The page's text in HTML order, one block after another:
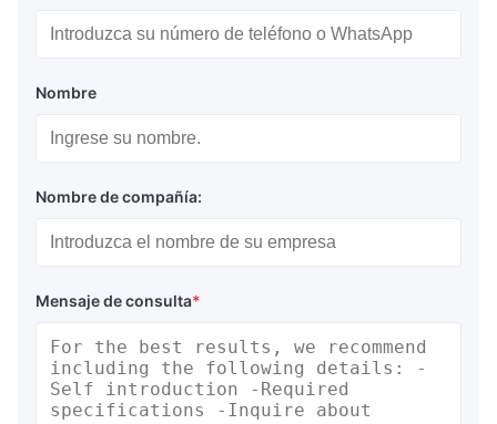
Nombre
Nombre de compañía:
Mensaje de consulta*